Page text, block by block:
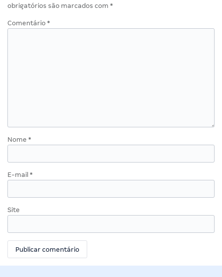
obrigatórios são marcados com *
Comentário *
Nome *
E-mail *
Site